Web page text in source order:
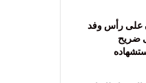
على رأس وفد
ضريح